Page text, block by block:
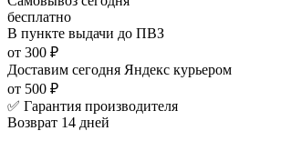
бесплатно
В пункте выдачи до ПВЗ
от 300 ₽
Доставим сегодня Яндекс курьером
от 500 ₽
✅ Гарантия производителя
Возврат 14 дней